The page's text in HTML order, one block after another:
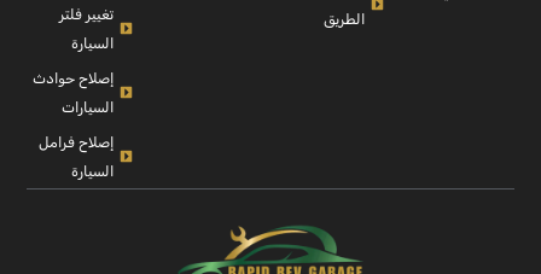
الطريق
تغيير فلتر
السيارة
إصلاح حوادث
السيارات
إصلاح فرامل
السيارة